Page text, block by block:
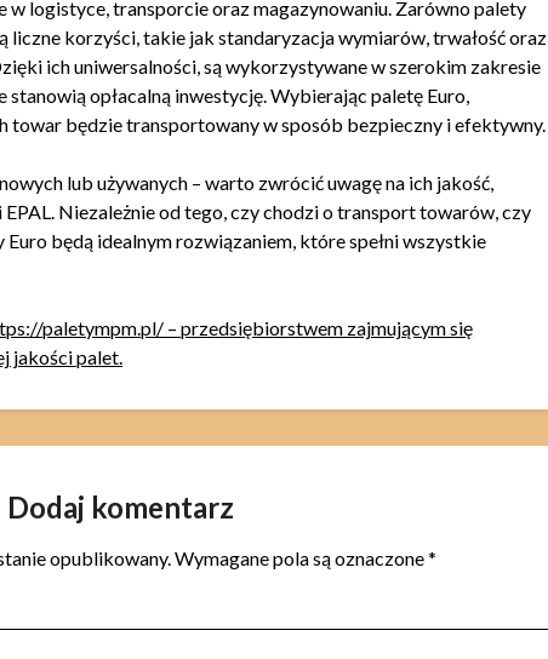
w logistyce, transporcie oraz magazynowaniu. Zarówno palety
liczne korzyści, takie jak standaryzacja wymiarów, trwałość oraz
ich uniwersalności, są wykorzystywane w szerokim zakresie
stanowią opłacalną inwestycję. Wybierając paletę Euro,
towar będzie transportowany w sposób bezpieczny i efektywny.
lub używanych – warto zwrócić uwagę na ich jakość,
Niezależnie od tego, czy chodzi o transport towarów, czy
Euro będą idealnym rozwiązaniem, które spełni wszystkie
paletympm.pl/ – przedsiębiorstwem zajmującym się
jakości palet.
Dodaj komentarz
opublikowany. Wymagane pola są oznaczone*